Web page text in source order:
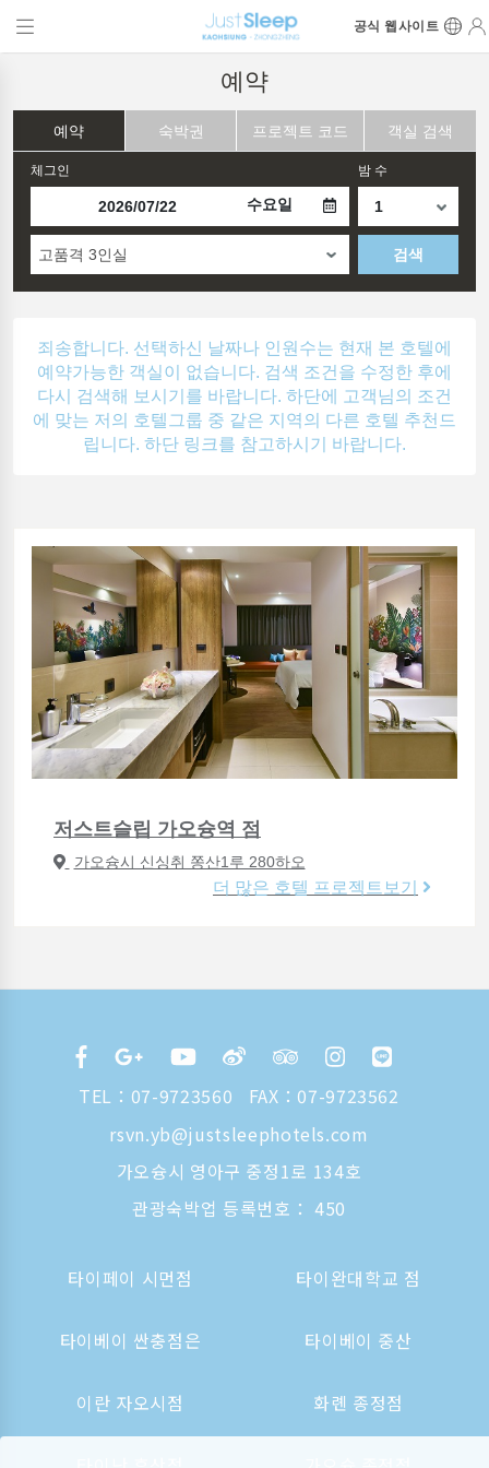
공식 웹사이트
예약
예약 숙박권 프로젝트 코드 객실 검색
체그인
수요일
밤 수
고품격 3인실 검색
죄송합니다. 선택하신 날짜나 인원수는 현재 본 호텔에
예약가능한 객실이 없습니다. 검색 조건을 수정한 후에
다시 검색해 보시기를 바랍니다. 하단에 고객님의 조건
에 맞는 저의 호텔그룹 중 같은 지역의 다른 호텔 추천드
립니다. 하단 링크를 참고하시기 바랍니다.
저스트슬립 가오슝역 점
가오슝시 신싱취 쫑산1루 280하오
더 많은 호텔 프로젝트보기
TEL： 07-9723560
FAX：07-9723562
rsvn.yb@justsleephotels.com
가오슝시 영아구 중정1로 134호
관광숙박업 등록번호： 450
타이페이 시먼점 타이완대학교 점
타이베이 싼충점은 타이베이 중산
이란 자오시점 화롄 종정점